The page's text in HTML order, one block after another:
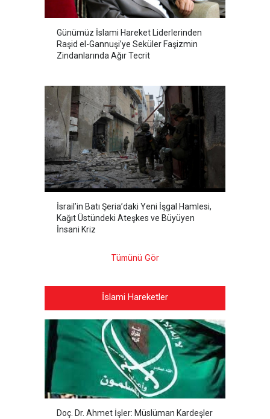
Günümüz İslami Hareket Liderlerinden
Raşid el-Gannuşi’ye Seküler Faşizmin
Zindanlarında Ağır Tecrit
İsrail’in Batı Şeria’daki Yeni İşgal Hamlesi,
Kağıt Üstündeki Ateşkes ve Büyüyen
İnsani Kriz
Tümünü Gör
İslami Hareketler
Doç. Dr. Ahmet İşler: Müslüman Kardeşler